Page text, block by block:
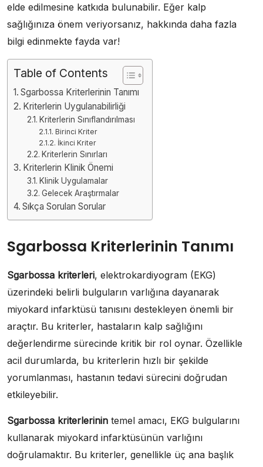
elde edilmesine katkıda bulunabilir. Eğer kalp
sağlığınıza önem veriyorsanız, hakkında daha fazla
bilgi edinmekte fayda var!
Table of Contents
Sgarbossa Kriterlerinin Tanımı
Kriterlerin Uygulanabilirliği
Kriterlerin Sınıflandırılması
Birinci Kriter
İkinci Kriter
Kriterlerin Sınırları
Kriterlerin Klinik Önemi
Klinik Uygulamalar
Gelecek Araştırmalar
Sıkça Sorulan Sorular
Sgarbossa Kriterlerinin Tanımı
Sgarbossa kriterleri, elektrokardiyogram (EKG)
üzerindeki belirli bulguların varlığına dayanarak
miyokard infarktüsü tanısını destekleyen önemli bir
araçtır. Bu kriterler, hastaların kalp sağlığını
değerlendirme sürecinde kritik bir rol oynar. Özellikle
acil durumlarda, bu kriterlerin hızlı bir şekilde
yorumlanması, hastanın tedavi sürecini doğrudan
etkileyebilir.
Sgarbossa kriterlerinin temel amacı, EKG bulgularını
kullanarak miyokard infarktüsünün varlığını
doğrulamaktır. Bu kriterler, genellikle üç ana başlık